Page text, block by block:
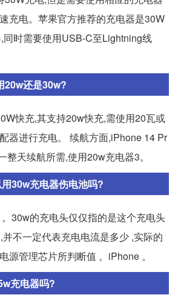
充电。苹果官方推荐的充电器是30W
时需要使用USB-C至Lightning线
还是30w?
快充,其支持20w快充,需使用20瓦或
器进行充电。 续航方面,iPhone 14 Pr
整天续航所需,使用20w充电器3。
30w充电器伤电池吗?
30w的充电头仅仅指的是这个充电头
不一定代表充电电流是多少 ,实际的
源管理芯片所判断值 。iPhone 。
充电器吗?